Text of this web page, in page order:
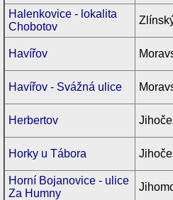
Halenkovice - lokalita
Chobotov
Havířov
Havířov - Svážná ulice
Herbertov
Horky u Tábora
Horní Bojanovice - ulice
Za Humny